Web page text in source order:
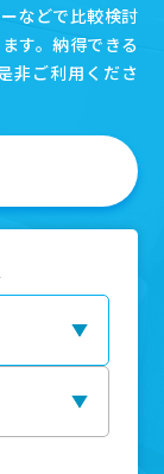
などで比較検討
す。納得できる
非ご利用くださ